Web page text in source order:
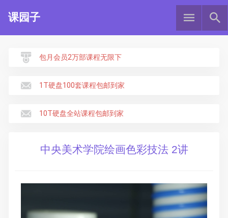
课园子
包月会员2万部课程无限下
1T硬盘100套课程包邮到家
10T硬盘全站课程包邮到家
中央美术学院绘画色彩技法 2讲